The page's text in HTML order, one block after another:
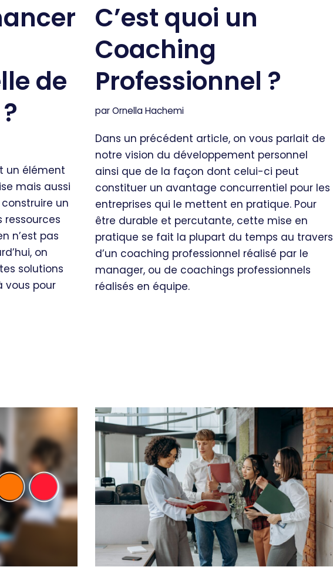
de
un élément
mais aussi
un
n’est pas
on
solutions
vous pour
C’est quoi un
Coaching
Professionnel ?
parOrnella Hachemi
Dans un précédent article, on vous parlait de
notre vision du développement personnel
ainsi que de la façon dont celui-ci peut
constituer un avantage concurrentiel pour les
entreprises qui le mettent en pratique. Pour
être durable et percutante, cette mise en
pratique se fait la plupart du temps au travers
d’un coaching professionnel réalisé par le
manager, ou de coachings professionnels
réalisés en équipe.